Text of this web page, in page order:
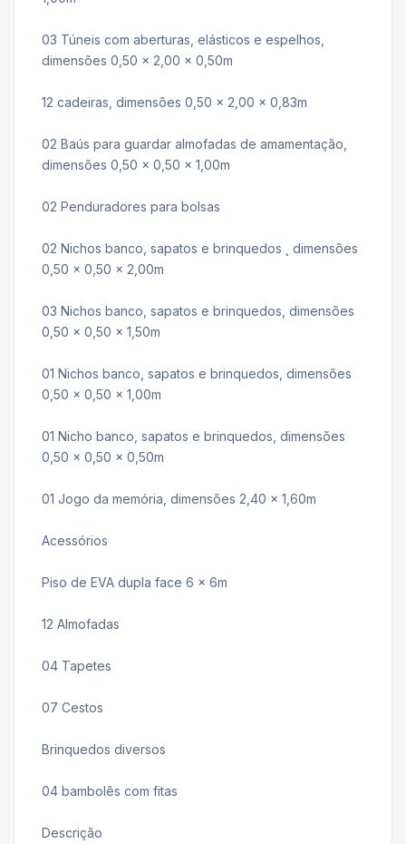
03 Túneis com aberturas, elásticos e espelhos,
dimensões 0,50 x 2,00 x 0,50m
12 cadeiras, dimensões 0,50 x 2,00 x 0,83m
02 Baús para guardar almofadas de amamentação,
dimensões 0,50 x 0,50 x 1,00m
02 Penduradores para bolsas
02 Nichos banco, sapatos e brinquedos ¸ dimensões
0,50 x 0,50 x 2,00m
03 Nichos banco, sapatos e brinquedos, dimensões
0,50 x 0,50 x 1,50m
01 Nichos banco, sapatos e brinquedos, dimensões
0,50 x 0,50 x 1,00m
01 Nicho banco, sapatos e brinquedos, dimensões
0,50 x 0,50 x 0,50m
01 Jogo da memória, dimensões 2,40 x 1,60m
Acessórios
Piso de EVA dupla face 6 x 6m
12 Almofadas
04 Tapetes
07 Cestos
Brinquedos diversos
04 bambolês com fitas
Descrição